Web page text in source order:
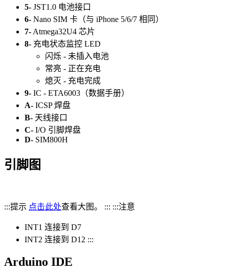
5- JST1.0 电池接口
6- Nano SIM 卡（与 iPhone 5/6/7 相同）
7- Atmega32U4 芯片
8- 充电状态监控 LED
闪烁 - 未插入电池
常亮 - 正在充电
熄灭 - 充电完成
9- IC - ETA6003（数据手册）
A- ICSP 焊盘
B- 天线接口
C- I/O 引脚焊盘
D- SIM800H
引脚图
:::提示 点击此处查看大图。 ::: :::注意
INT1 连接到 D7
INT2 连接到 D12 :::
Arduino IDE